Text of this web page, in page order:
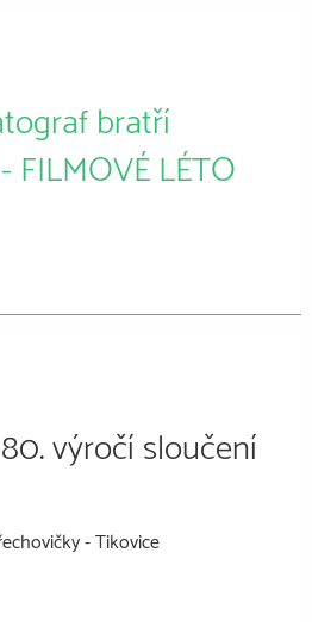
bratří
FILMOVÉ LÉTO
výročí sloučení
- Tikovice